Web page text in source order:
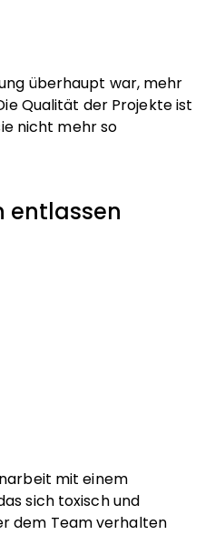
überhaupt war, mehr
Qualität der Projekte ist
nicht mehr so
entlassen
mit einem
sich toxisch und
dem Team verhalten